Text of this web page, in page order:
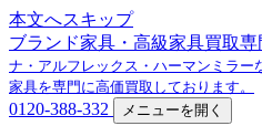
本文へスキップ
ブランド家具・高級家具買取
ナ・アルフレックス・ハーマンミラ
家具を専門に高価買取しております。
0120-388-332 メニューを開く